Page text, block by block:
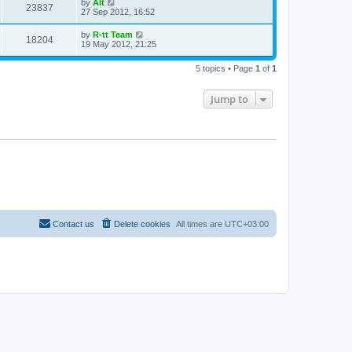
s
t
w
s
p
o
s
t
23837V
i
a
t
p
o
s
by Alt
27 Sep 2012, 16:52
18204V
i
L
a
t
by R-tt Team
19 May 2012, 21:25
5 topics • Page 1 of 1
Jump to
All times are UTC+03:00
Delete cookies
Contact us